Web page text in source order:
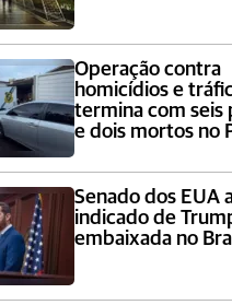
Operação contra
homicídios e
termina com seis
e dois mortos no
Senado dos EUA
indicado de
embaixada no